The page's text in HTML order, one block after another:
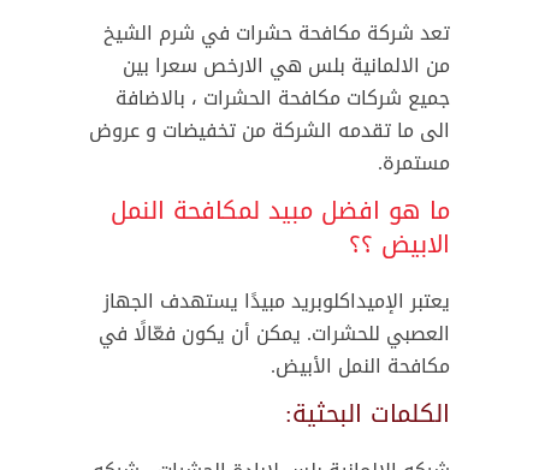
تعد شركة مكافحة حشرات في شرم الشيخ
من الالمانية بلس هي الارخص سعرا بين
جميع شركات مكافحة الحشرات ، بالاضافة
الى ما تقدمه الشركة من تخفيضات و عروض
مستمرة.
ما هو افضل مبيد لمكافحة النمل
الابيض ؟؟
يعتبر الإميداكلوبريد مبيدًا يستهدف الجهاز
العصبي للحشرات. يمكن أن يكون فعّالًا في
مكافحة النمل الأبيض.
الكلمات البحثية: